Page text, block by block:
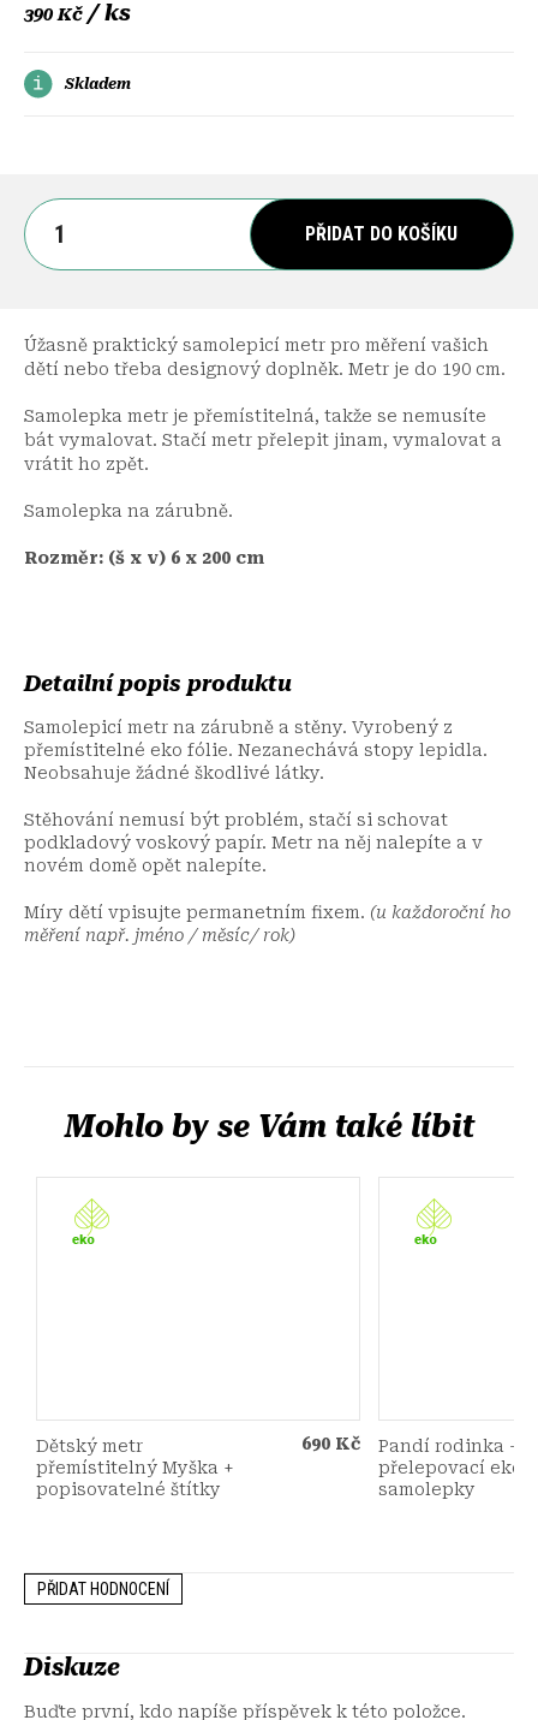
390 Kč / ks
Skladem
PŘIDAT DO KOŠÍKU
Úžasně praktický samolepicí metr pro měření vašich
dětí nebo třeba designový doplněk. Metr je do 190 cm.
Samolepka metr je přemístitelná, takže se nemusíte
bát vymalovat. Stačí metr přelepit jinam, vymalovat a
vrátit ho zpět.
Samolepka na zárubně.
Rozměr: (š x v) 6 x 200 cm
Detailní popis produktu
Samolepicí metr na zárubně a stěny. Vyrobený z
přemístitelné eko fólie. Nezanechává stopy lepidla.
Neobsahuje žádné škodlivé látky.
Stěhování nemusí být problém, stačí si schovat
podkladový voskový papír. Metr na něj nalepíte a v
novém domě opět nalepíte.
Míry dětí vpisujte permanetním fixem. (u každoroční ho
měření např. jméno / měsíc/ rok)
Dětský metr
přemístitelný Myška +
popisovatelné štítky
690 Kč
Pandí rodinka -
přelepovací eko
samolepky
PŘIDAT HODNOCENÍ
Diskuze
Buďte první, kdo napíše příspěvek k této položce.